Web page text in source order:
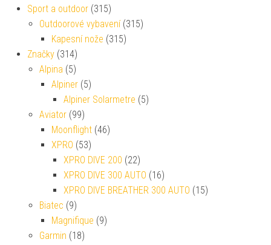
Sport a outdoor (315)
Outdoorové vybavení (315)
Kapesní nože (315)
Značky (314)
Alpina (5)
Alpiner (5)
Alpiner Solarmetre (5)
Aviator (99)
Moonflight (46)
XPRO (53)
XPRO DIVE 200 (22)
XPRO DIVE 300 AUTO (16)
XPRO DIVE BREATHER 300 AUTO (15)
Biatec (9)
Magnifique (9)
Garmin (18)